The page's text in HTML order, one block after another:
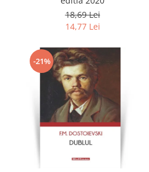
18,69 Lei
14,77 Lei
-21%